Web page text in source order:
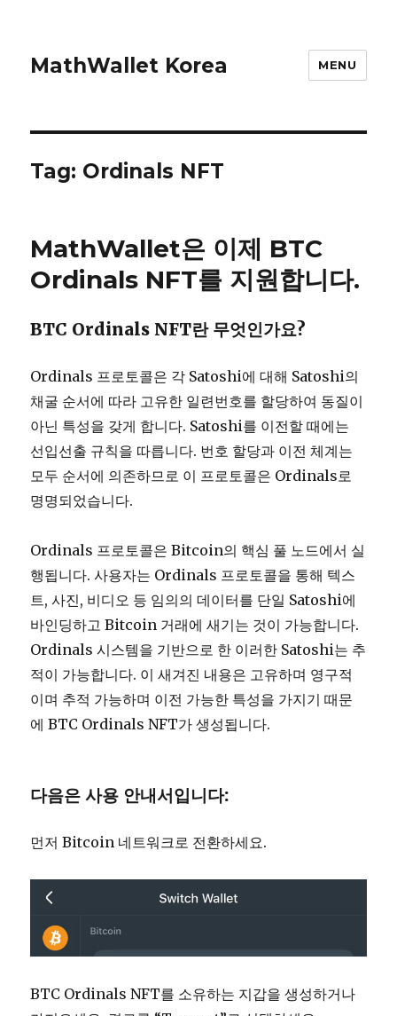
MathWallet Korea MENU
Tag: Ordinals NFT
MathWallet은 이제 BTC
Ordinals NFT를 지원합니다.
BTC Ordinals NFT란 무엇인가요?
Ordinals 프로토콜은 각 Satoshi에 대해 Satoshi의
채굴 순서에 따라 고유한 일련번호를 할당하여 동질이
아닌 특성을 갖게 합니다. Satoshi를 이전할 때에는
선입선출 규칙을 따릅니다. 번호 할당과 이전 체계는
모두 순서에 의존하므로 이 프로토콜은 Ordinals로
명명되었습니다.
Ordinals 프로토콜은 Bitcoin의 핵심 풀 노드에서 실
행됩니다. 사용자는 Ordinals 프로토콜을 통해 텍스
트, 사진, 비디오 등 임의의 데이터를 단일 Satoshi에
바인딩하고 Bitcoin 거래에 새기는 것이 가능합니다.
Ordinals 시스템을 기반으로 한 이러한 Satoshi는 추
적이 가능합니다. 이 새겨진 내용은 고유하며 영구적
이며 추적 가능하며 이전 가능한 특성을 가지기 때문
에 BTC Ordinals NFT가 생성됩니다.
다음은 사용 안내서입니다:
먼저 Bitcoin 네트워크로 전환하세요.
BTC Ordinals NFT를 소유하는 지갑을 생성하거나